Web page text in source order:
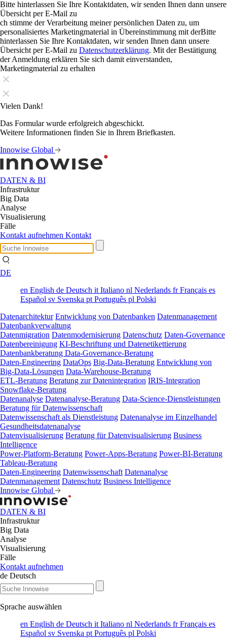
Bitte hinterlassen Sie Ihre Kontaktdaten, wir senden Ihnen dann unsere
Übersicht per E-Mail zu
ch stimme der Verarbeitung meiner persönlichen Daten zu, um
personalisiertes Marketingmaterial in Übereinstimmung mit derBitte
hinterlassen Sie Ihre Kontaktdaten, wir senden Ihnen dann unsere
Übersicht per E-Mail zu Datenschutzerklärung. Mit der Bestätigung
der Anmeldung erklären Sie sich damit einverstanden,
Marketingmaterial zu erhalten
Vielen Dank!
Das Formular wurde erfolgreich abgeschickt.
Weitere Informationen finden Sie in Ihrem Briefkasten.
Innowise Global
DATEN & BI
Infrastruktur
Big Data
Analyse
Visualisierung
Fälle
Kontakt aufnehmen Kontakt
DE
en English de Deutsch it Italiano nl Nederlands frFrançais es
Español sv Svenska pt Português pl Polski
Datenarchitektur Entwicklung von Datenbanken Datenmanagement
Datenbankverwaltung
Datenmigration Datenmodernisierung Datenschutz Daten-Governance
Datenbereinigung KI-Beschriftung und Datenetikettierung
Datenbankberatung Data-Governance-Beratung
Daten-Engineering DataOps Big-Data-Beratung Entwicklung von
Big-Data-Lösungen Data-Warehouse-Beratung
ETL-Beratung Beratung zur Datenintegration IRIS-Integration
Snowflake-Beratung
Datenanalyse Datenanalyse-Beratung Data-Science-Dienstleistungen
Beratung für Datenwissenschaft
Datenwissenschaft als Dienstleistung Datenanalyse im Einzelhandel
Gesundheitsdatenanalyse
Datenvisualisierung Beratung für Datenvisualisierung Business
Intelligence
Power-Platform-Beratung Power-Apps-Beratung Power-BI-Beratung
Tableau-Beratung
Daten-Engineering Datenwissenschaft Datenanalyse
Datenmanagement Datenschutz Business Intelligence
Innowise Global
DATEN & BI
Infrastruktur
Big Data
Analyse
Visualisierung
Fälle
Kontakt aufnehmen
de Deutsch
Sprache auswählen
en English de Deutsch it Italiano nl Nederlands frFrançais es
Español sv Svenska pt Português pl Polski